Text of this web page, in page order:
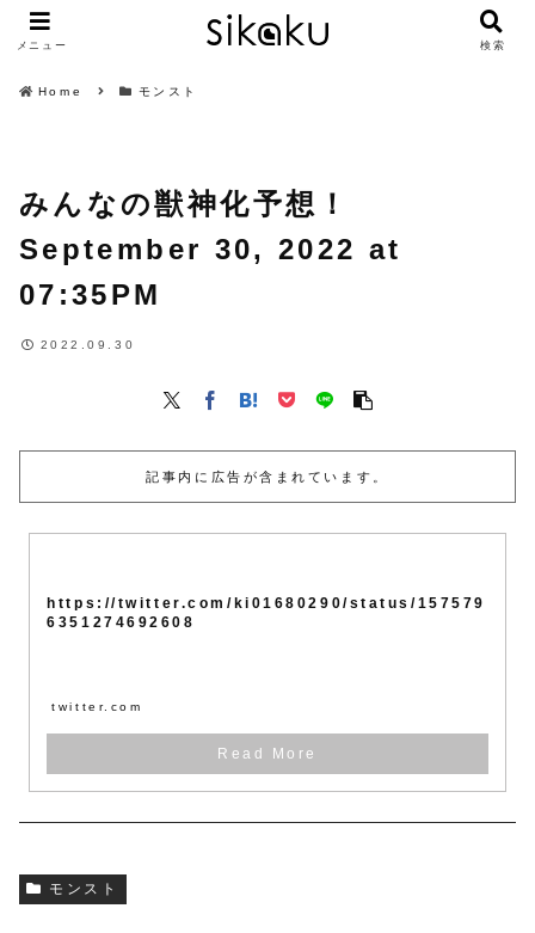
Home モンスト
みんなの獣神化予想！
September 30, 2022 at
07:35PM
2022.09.30
記事内に広告が含まれています。
https://twitter.com/ki01680290/status/157579
6351274692608
twitter.com
モンスト
メニュー 検索